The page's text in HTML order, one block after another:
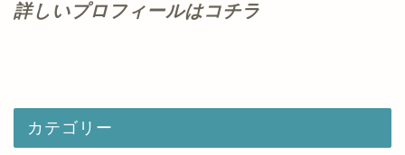
詳しいプロフィールはコチラ
カテゴリー